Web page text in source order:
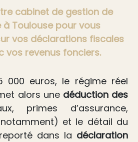
cabinet de gestion de
Toulouse pour vous
vos déclarations fiscales
vos revenus fonciers.
000 euros, le régime réel
alors une déduction des
primes d’assurance,
et le détail du
dans la déclaration